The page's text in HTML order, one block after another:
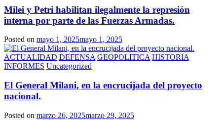
Milei y Petri habilitan ilegalmente la represión
interna por parte de las Fuerzas Armadas.
Posted on mayo 1, 2025mayo 1, 2025
ACTUALIDAD DEFENSA GEOPOLITICA HISTORIA
INFORMES Uncategorized
El General Milani, en la encrucijada del proyecto
nacional.
Posted on marzo 26, 2025marzo 29, 2025